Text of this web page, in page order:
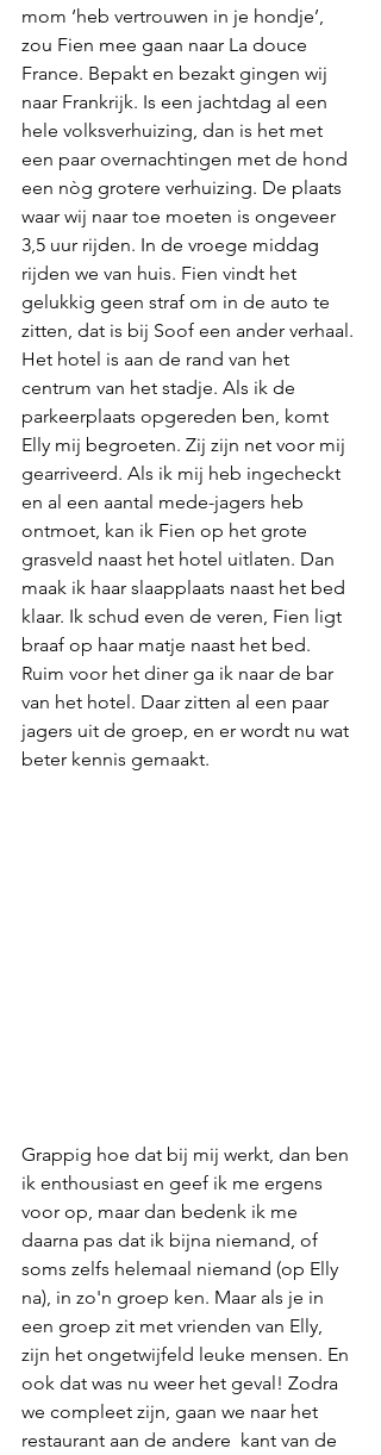
mom ‘heb vertrouwen in je hondje’,
zou Fien mee gaan naar La douce
France. Bepakt en bezakt gingen wij
naar Frankrijk. Is een jachtdag al een
hele volksverhuizing, dan is het met
een paar overnachtingen met de hond
een nòg grotere verhuizing. De plaats
waar wij naar toe moeten is ongeveer
3,5 uur rijden. In de vroege middag
rijden we van huis. Fien vindt het
gelukkig geen straf om in de auto te
zitten, dat is bij Soof een ander verhaal.
Het hotel is aan de rand van het
centrum van het stadje. Als ik de
parkeerplaats opgereden ben, komt
Elly mij begroeten. Zij zijn net voor mij
gearriveerd. Als ik mij heb ingecheckt
en al een aantal mede-jagers heb
ontmoet, kan ik Fien op het grote
grasveld naast het hotel uitlaten. Dan
maak ik haar slaapplaats naast het bed
klaar. Ik schud even de veren, Fien ligt
braaf op haar matje naast het bed.
Ruim voor het diner ga ik naar de bar
van het hotel. Daar zitten al een paar
jagers uit de groep, en er wordt nu wat
beter kennis gemaakt.
Grappig hoe dat bij mij werkt, dan ben
ik enthousiast en geef ik me ergens
voor op, maar dan bedenk ik me
daarna pas dat ik bijna niemand, of
soms zelfs helemaal niemand (op Elly
na), in zo'n groep ken. Maar als je in
een groep zit met vrienden van Elly,
zijn het ongetwijfeld leuke mensen. En
ook dat was nu weer het geval! Zodra
we compleet zijn, gaan we naar het
restaurant aan de andere  kant van de